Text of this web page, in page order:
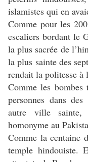
islamistes qui en
Comme pour les
escaliers bordant le
la plus sacrée de
la plus sainte des
rendait la politesse à
Comme les
personnes dans
autre ville
homonyme au
Comme la centaine
temple hindouiste.